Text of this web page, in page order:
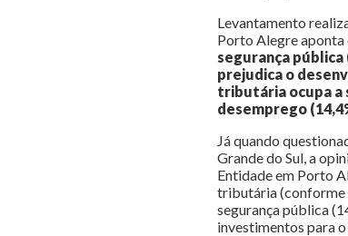
o varejo
realiza levantamentos sobre as questões mais
Levantamento
Porto Alegre aponta
segurança pública
prejudica o
tributária ocupa a
desemprego
Já quando
Grande do Sul, a
Entidade em Porto
tributária (conforme
segurança pública
investimentos para o